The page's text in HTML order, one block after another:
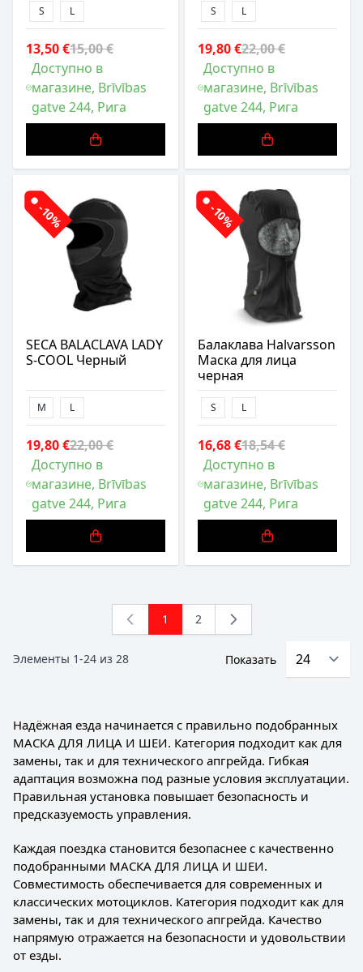
S L
13,50 €15,00 €
Доступно в
магазине, Brīvības
gatve 244, Рига
S L
19,80 €22,00 €
Доступно в
магазине, Brīvības
gatve 244, Рига
-10%
SECA BALACLAVA LADY
S-COOL Черный
M L
19,80 €22,00 €
Доступно в
магазине, Brīvības
gatve 244, Рига
-10%
Балаклава Halvarsson
Маска для лица
черная
S L
16,68 €18,54 €
Доступно в
магазине, Brīvības
gatve 244, Рига
Элементы 1-24 из 28
You're currently reading page
1 Страница
2
Показать
Надёжная езда начинается с правильно подобранных
МАСКА ДЛЯ ЛИЦА И ШЕИ. Категория подходит как для
замены, так и для технического апгрейда. Гибкая
адаптация возможна под разные условия эксплуатации.
Правильная установка повышает безопасность и
предсказуемость управления.
Каждая поездка становится безопаснее с качественно
подобранными МАСКА ДЛЯ ЛИЦА И ШЕИ.
Совместимость обеспечивается для современных и
классических мотоциклов. Категория подходит как для
замены, так и для технического апгрейда. Качество
напрямую отражается на безопасности и удовольствии
от езды.